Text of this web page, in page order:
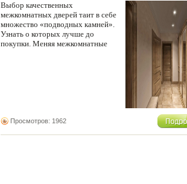
Выбор качественных
межкомнатных дверей таит в себе
множество «подводных камней».
Узнать о которых лучше до
покупки. Меняя межкомнатные
Просмотров: 1962